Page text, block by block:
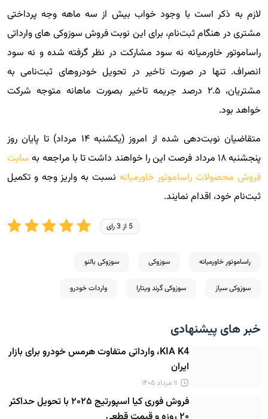
لازم به ذکر است با وجود خواب بیش از سه ماهه وجه پرداختی
مشتری در هنگام ثبت‌نام، برای این نوبت فروش سوزوکی های وارداتی
راساموتور خاورمیانه نه سود مشارکت در نظر گرفته شده و نه سود
انصراف. تنها در صورت تاخیر در تحویل خودروهای ثبت‌نامی به
مشتریان، ۲.۵ درصد جریمه تاخیر بصورت ماهانه متوجه شرکت
خواهد بود.
متقاضیان نوبت‌دهی شده از امروز (یکشنبه ۱۴ مرداد) تا پایان روز
پنجشنبه ۱۸ مرداد فرصت این را خواهند داشت تا با مراجعه به
سایت
فروش محصولات راساموتور خاورمیانه نسبت به واریز وجه و تکمیل
ثبت‌نام خود، اقدام نمایند.
5 از 3 رای
راساموتور خاورمیانه سوزوکی سوزوکی بالنو
سوزوکی سیاز سوزوکی گرند ویتارا واردات خودرو
خبر های پیشنهادی
KIA K4، وارداتی متفاوت هرمس خودرو برای بازار
ایران
۱۱ مرداد ۱۴۰۵
فروش فوری کیا اسپورتیج ۲۰۲۵ با تحویل حداکثر